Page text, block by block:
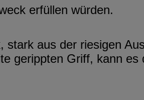
erfüllen würden.
aus der riesigen
gerippten Griff, kann